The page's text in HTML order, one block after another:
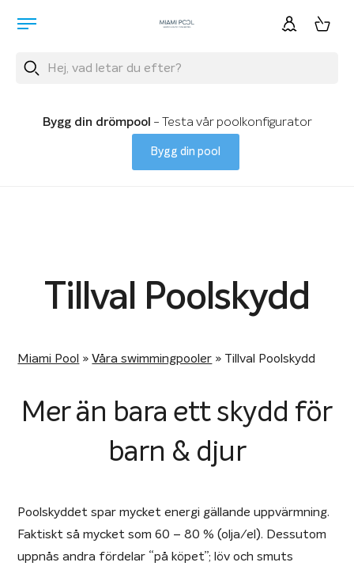
Bygg din drömpool - Testa vår poolkonfigurator
Bygg din pool
Tillval Poolskydd
Miami Pool »Våra swimmingpooler » Tillval Poolskydd
Mer än bara ett skydd för
barn & djur
Poolskyddet spar mycket energi gällande uppvärmning.
Faktiskt så mycket som 60 – 80 % (olja/el). Dessutom
uppnås andra fördelar “på köpet”; löv och smuts